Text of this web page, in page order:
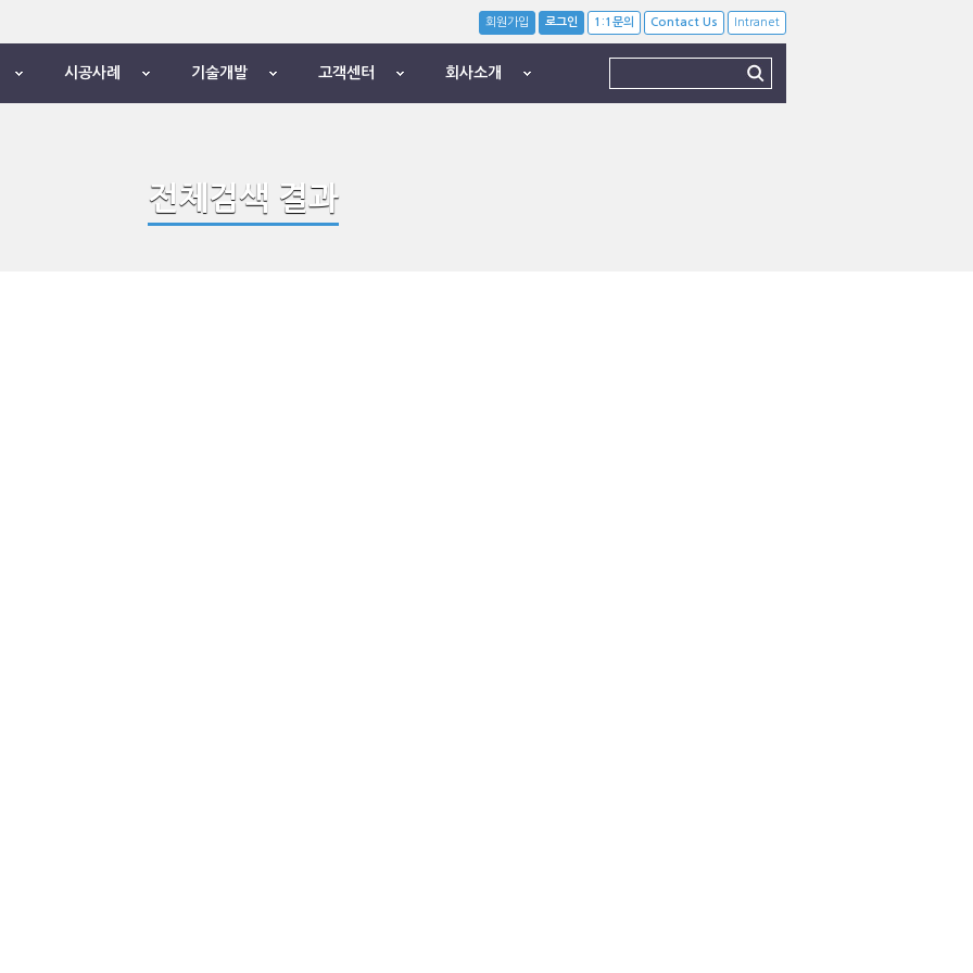
시공사례 기술개발 고객센터 회사소개
회원가입 로그인 1:1문의 Contact Us Intranet
전체검색 결과